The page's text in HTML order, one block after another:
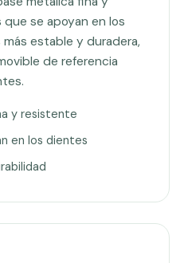
se apoyan en los
estable y duradera,
de referencia
y resistente
en los dientes